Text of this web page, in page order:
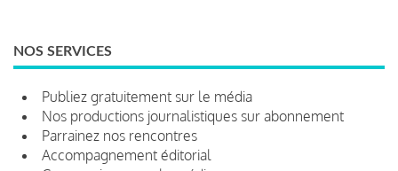
NOS SERVICES
Publiez gratuitement sur le média
Nos productions journalistiques sur abonnement
Parrainez nos rencontres
Accompagnement éditorial